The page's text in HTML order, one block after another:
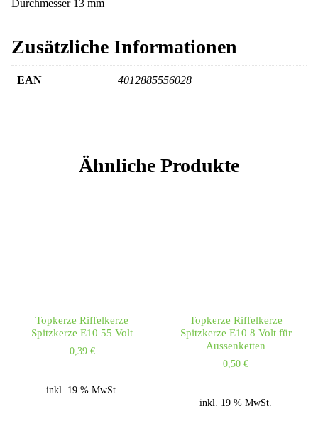
Durchmesser 13 mm
Zusätzliche Informationen
EAN 4012885556028
Ähnliche Produkte
Topkerze Riffelkerze
Spitzkerze E10 55 Volt
0,39 €
inkl. 19 % MwSt.
Topkerze Riffelkerze
Spitzkerze E10 8 Volt für
Aussenketten
0,50€
inkl. 19 % MwSt.